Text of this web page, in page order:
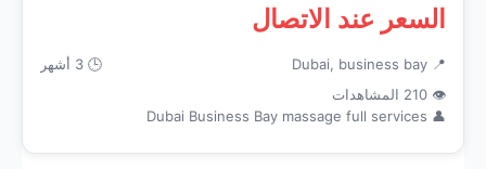
السعر عند الاتصال
📍 Dubai, business bay
🕒 3 أشهر
👁 210 المشاهدات
👤 Dubai Business Bay massage full services